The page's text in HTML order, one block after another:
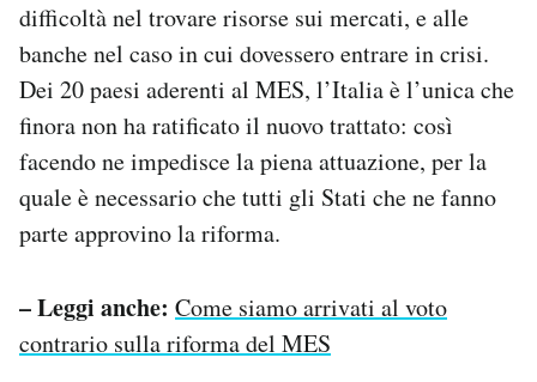
difficoltà nel trovare risorse sui mercati, e alle
banche nel caso in cui dovessero entrare in crisi.
Dei 20 paesi aderenti al MES, l’Italia è l’unica che
finora non ha ratificato il nuovo trattato: così
facendo ne impedisce la piena attuazione, per la
quale è necessario che tutti gli Stati che ne fanno
parte approvino la riforma.
– Leggi anche: Come siamo arrivati al voto
contrario sulla riforma del MES